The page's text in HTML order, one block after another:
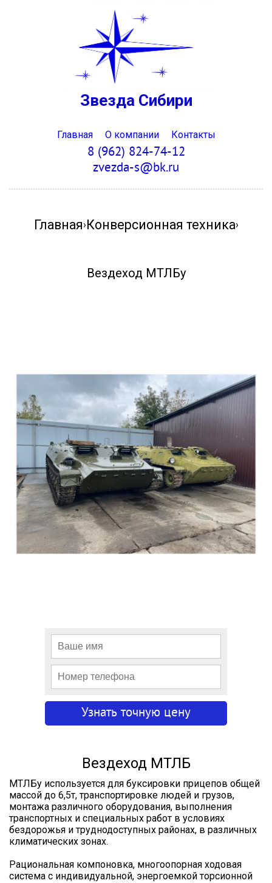
Звезда Сибири
Главная О компании Контакты
8 (962) 824-74-12
zvezda-s@bk.ru
Главная›Конверсионная техника›
Вездеход МТЛБу
Вездеход МТЛБ
МТЛБу используется для буксировки прицепов общей
массой до 6,5т, транспортировке людей и грузов,
монтажа различного оборудования, выполнения
транспортных и специальных работ в условиях
бездорожья и труднодоступных районах, в различных
климатических зонах.
Рациональная компоновка, многоопорная ходовая
система с индивидуальной, энергоемкой торсионной